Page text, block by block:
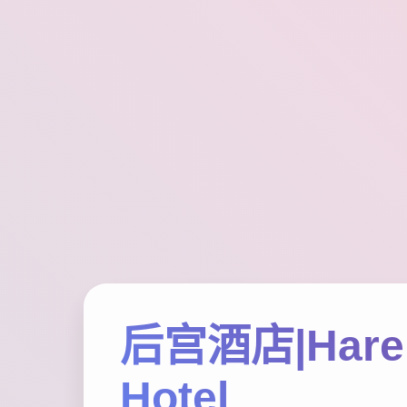
后宫酒店
Hotel